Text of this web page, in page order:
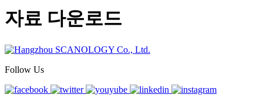
자료 다운로드
Follow Us